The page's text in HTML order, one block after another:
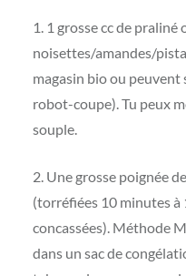
1. 1 grosse cc de praliné
noisettes/amandes/
magasin bio ou peuvent
robot-coupe). Tu peux
souple.
2. Une grosse poignée
(torréfiées 10 minutes à
concassées). Méthode
dans un sac de